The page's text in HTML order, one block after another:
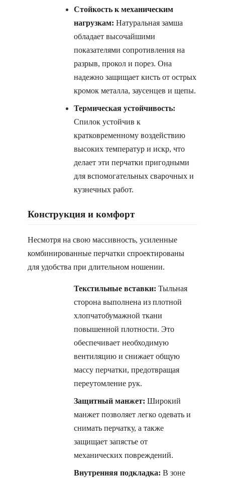
Стойкость к механическим
нагрузкам: Натуральная замша
обладает высочайшими
показателями сопротивления на
разрыв, прокол и порез. Она
надежно защищает кисть от острых
кромок металла, заусенцев и щепы.
Термическая устойчивость:
Спилок устойчив к
кратковременному воздействию
высоких температур и искр, что
делает эти перчатки пригодными
для вспомогательных сварочных и
кузнечных работ.
Конструкция и комфорт
Несмотря на свою массивность, усиленные
комбинированные перчатки спроектированы
для удобства при длительном ношении.
Текстильные вставки: Тыльная
сторона выполнена из плотной
хлопчатобумажной ткани
повышенной плотности. Это
обеспечивает необходимую
вентиляцию и снижает общую
массу перчатки, предотвращая
переутомление рук.
Защитный манжет: Широкий
манжет позволяет легко одевать и
снимать перчатку, а также
защищает запястье от
механических повреждений.
Внутренняя подкладка: В зоне